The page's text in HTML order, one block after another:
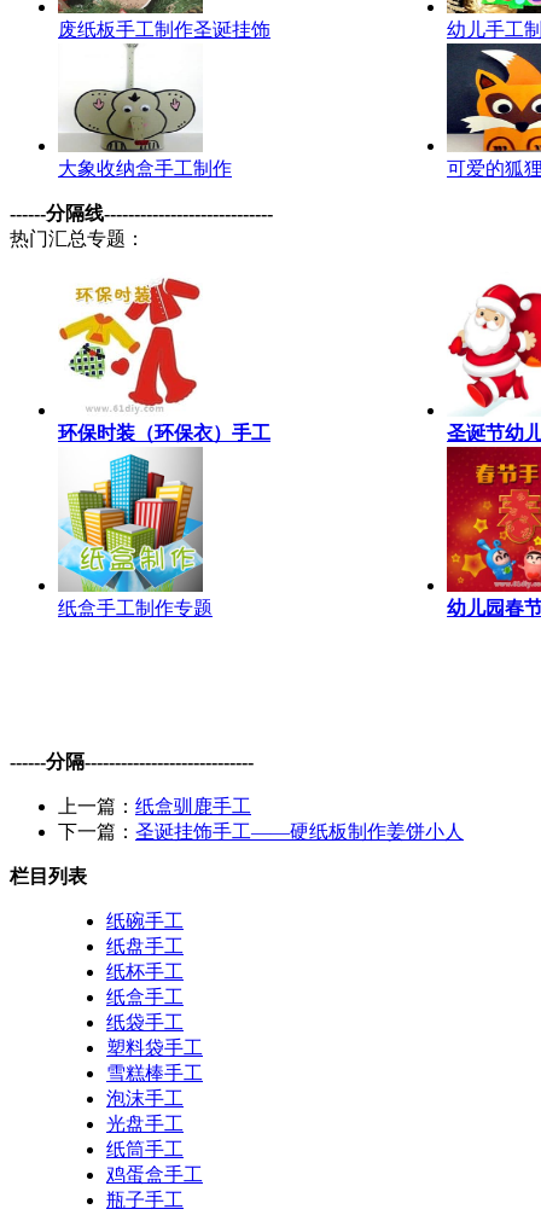
废纸板手工制作圣诞挂饰 幼儿手工
大象收纳盒手工制作 可爱的狐
------分隔线----------------------------
热门汇总专题：
环保时装（环保衣）手工 圣诞节幼
纸盒手工制作专题 幼儿园春
------分隔----------------------------
上一篇： 纸盒驯鹿手工
下一篇： 圣诞挂饰手工——硬纸板制作姜饼小人
栏目列表
纸碗手工
纸盘手工
纸杯手工
纸盒手工
纸袋手工
塑料袋手工
雪糕棒手工
泡沫手工
光盘手工
纸筒手工
鸡蛋盒手工
瓶子手工